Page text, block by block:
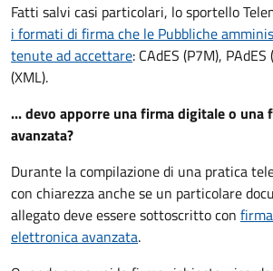
Fatti salvi casi particolari, lo sportello
i formati di firma che le Pubbliche
tenute ad accettare: CAdES (P7M), PAdES
(XML).
... devo apporre una firma digitale o una
avanzata?
Durante la compilazione di una pratica
con chiarezza anche se un particolare
allegato deve essere sottoscritto con
elettronica avanzata.